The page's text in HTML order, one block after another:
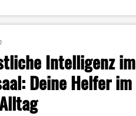
Intelligenz im
Deine Helfer im